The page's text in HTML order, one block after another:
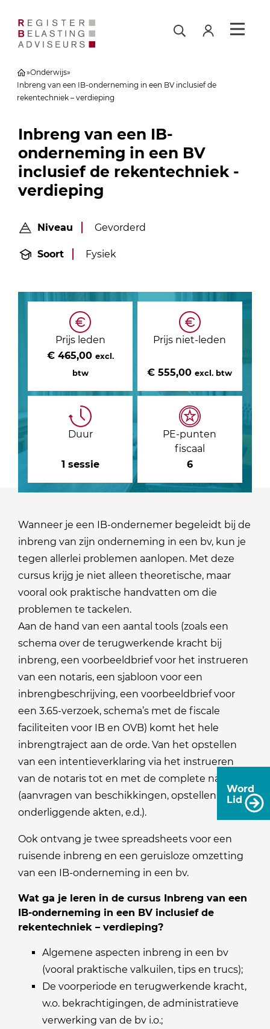
Word
Lid
»Onderwijs»
Inbreng van een IB-onderneming in een BV inclusief de
rekentechniek – verdieping
Inbreng van een IB-
onderneming in een BV
inclusief de rekentechniek -
verdieping
Niveau Gevorderd
Soort Fysiek
Prijs leden
€ 465,00 excl.
btw
Prijs niet-leden
€ 555,00excl. btw
Duur
1 sessie
PE-punten
fiscaal
6
Wanneer je een IB-ondernemer begeleidt bij de
inbreng van zijn onderneming in een bv, kun je
tegen allerlei problemen aanlopen. Met deze
cursus krijg je niet alleen theoretische, maar
vooral ook praktische handvatten om die
problemen te tackelen.
Aan de hand van een aantal tools (zoals een
schema over de terugwerkende kracht bij
inbreng, een voorbeeldbrief voor het instrueren
van een notaris, een sjabloon voor een
inbrengbeschrijving, een voorbeeldbrief voor
een 3.65-verzoek, schema’s met de fiscale
faciliteiten voor IB en OVB) komt het hele
inbrengtraject aan de orde. Van het opstellen
van een intentieverklaring via het instrueren
van de notaris tot en met de complete nazorg
(aanvragen van beschikkingen, opstellen van
onderliggende akten, e.d.).
Ook ontvang je twee spreadsheets voor een
ruisende inbreng en een geruisloze omzetting
van een IB-onderneming in een bv.
Wat ga je leren in de cursus Inbreng van een
IB-onderneming in een BV inclusief de
rekentechniek – verdieping?
Algemene aspecten inbreng in een bv
(vooral praktische valkuilen, tips en trucs);
De voorperiode en terugwerkende kracht,
w.o. bekrachtigingen, de administratieve
verwerking van de bv i.o.;